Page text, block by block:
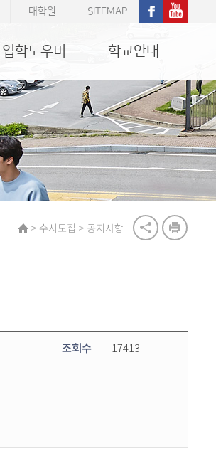
대학원 SITEMAP
입학도우미 학교안내
> 수시모집 > 공지사항
조회수 17413